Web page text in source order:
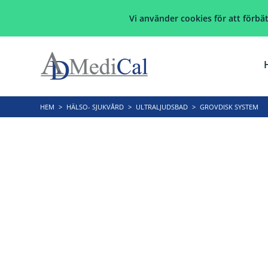
Vi använder cookies för att
HEM > HÄLSO- SJUKVÅRD > ULTRALJUDSBAD > GROVDISK SYSTEM